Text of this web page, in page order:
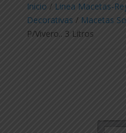
Inicio / Linea Macetas-
Decorativas / Macetas
P/Vivero.. 3 Litros